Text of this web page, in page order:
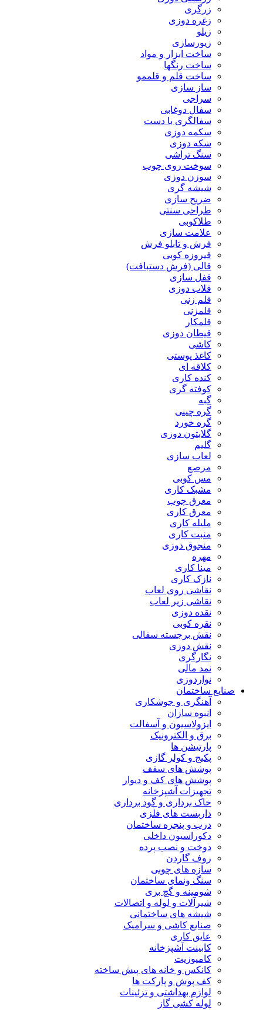
زرگری
زغره دوزی
زیلو
زیورسازی
ساخت ابزار و مواد
ساخت رنگها
ساخت قلم و قلممو
ساز سازی
سراجی
سفال دوغابی
سفالگری با دست
سکمه دوزی
سکه دوزی
سنگ تراشی
سوخت روی چوب
سوزن دوزی
شیشه گری
ضریح سازی
طراحی سنتی
طلاکوبی
علامت سازی
فرش و تابلو فرش
فیروزه کوبی
قالی (فرش دستبافت)
قفل سازی
قلاب دوزی
قلم زنی
قلمزنی
قلمکار
قیطان دوزی
کاشی
کاغذ پوستی
کلاقه ای
کنده کاری
کوفته گری
گبه
گره چینی
گره خورد
گلابتون دوزی
گلیم
لعاب سازی
مرصع
مس کوبی
مشبک کاری
معرق چوب
معرق کاری
مليله کاری
منبت کاری
منجوق دوزی
مهره
مینا کاری
نازک کاری
نقاشی روی لعاب
نقاشی زیر لعاب
نقده دوزی
نقره کوبی
نقش برجسته سفالی
نقش دوزی
نگارگری
نمد مالی
نواردوزی
صنایع ساختمان
آهنگری و جوشکاری
انبوه سازان
ایزولاسیون و آسفالت
برق و الکترونیک
پارتیشن ها
پکیج و کولر گازی
پوشش های سقف
پوشش های کف و دیوار
تجهیزات آشپزخانه
خاک برداری و گود برداری
داربست های فلزی
درب و پنجره ساختمان
دکوراسیون داخلی
دوخت و نصب پرده
روف گاردن
سازه های چوبی
سنگ ونمای ساختمان
شومینه و گچ بری
شیرآلات و لوله و اتصالات
شیشه های ساختمانی
صنایع کاشی و سرامیک
عایق کاری
کابینت آشپزخانه
کامپوزیت
کانکس و خانه های پیش ساخته
کف پوش و پارکت ها
لوازم بهداشتی و تزئینات
لوله کشی گاز